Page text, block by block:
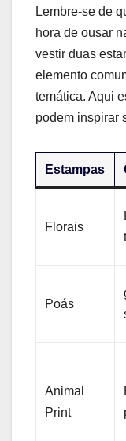
Lembre-se⁢ de
hora ⁤de ousar
vestir duas
elemento
temática. Aqui
podem inspirar
Estampas
Florais
Poás
Animal
Print